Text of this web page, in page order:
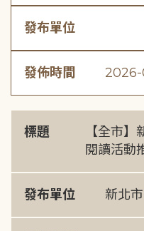
發布單位
發佈時間
標題
【全市
閱讀活動
發布單位 新北